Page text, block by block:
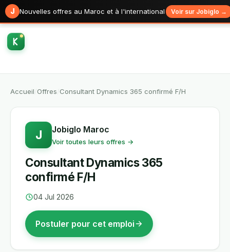
J Nouvelles offres au Maroc et à l'international Voir sur Jobiglo →
Accueil Offres Consultant Dynamics 365 confirmé F/H
J Jobiglo Maroc
Voir toutes leurs offres →
Consultant Dynamics 365
confirmé F/H
04 Jul 2026
Postuler pour cet emploi